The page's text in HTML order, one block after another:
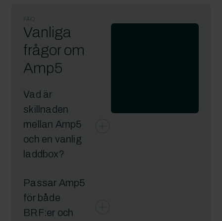
FAQ
Vanliga
frågor om
Amp5
Vad är
skillnaden
mellan Amp5
och en vanlig
laddbox?
Passar Amp5
för både
BRF:er och